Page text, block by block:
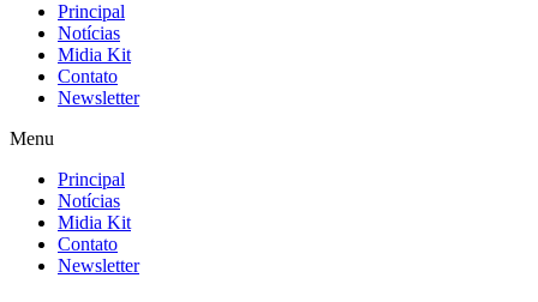
Principal
Notícias
Midia Kit
Contato
Newsletter
Menu
Principal
Notícias
Midia Kit
Contato
Newsletter